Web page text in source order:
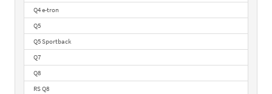
Q4 e-tron
Q5
Q5 Sportback
Q7
Q8
RS Q8